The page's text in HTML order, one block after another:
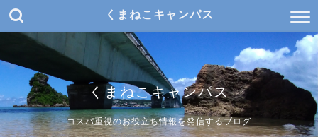
くまねこキャンパス
くまねこキャンパス
コスパ重視のお役立ち情報を発信するブログ